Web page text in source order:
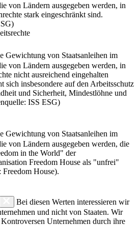
von Ländern ausgegeben werden, in
stark eingeschränkt sind.
Gewichtung von Staatsanleihen im
von Ländern ausgegeben werden, in
nicht ausreichend eingehalten
sich insbesondere auf den Arbeitsschutz
und Sicherheit, Mindestlöhne und
ISS ESG)
Gewichtung von Staatsanleihen im
von Ländern ausgegeben werden, die
in the World" der
Freedom House als "unfrei"
Freedom House).
Bei diesen Werten interessieren wir
und nicht von Staaten. Wir
Unternehmen durch ihre